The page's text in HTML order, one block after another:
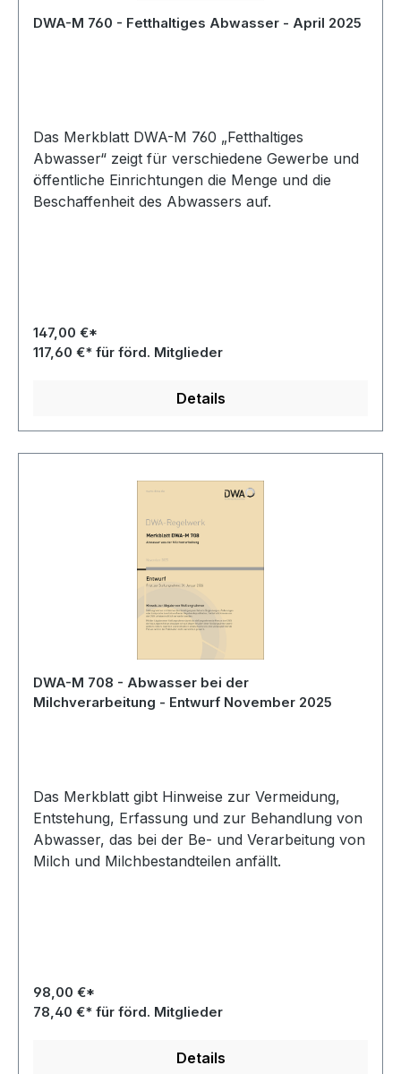
DWA-M 760 - Fetthaltiges Abwasser - April 2025
Das Merkblatt DWA-M 760 „Fetthaltiges
Abwasser“ zeigt für verschiedene Gewerbe und
öffentliche Einrichtungen die Menge und die
Beschaffenheit des Abwassers auf.
147,00 €*
117,60 €* für förd. Mitglieder
Details
DWA-M 708 - Abwasser bei der
Milchverarbeitung - Entwurf November 2025
Das Merkblatt gibt Hinweise zur Vermeidung,
Entstehung, Erfassung und zur Behandlung von
Abwasser, das bei der Be- und Verarbeitung von
Milch und Milchbestandteilen anfällt.
98,00 €*
78,40 €* für förd. Mitglieder
Details